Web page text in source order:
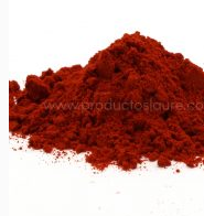
2,30€
hasta
11,05€